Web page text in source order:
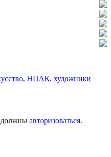
, НПАК, художники
должны авторизоваться.